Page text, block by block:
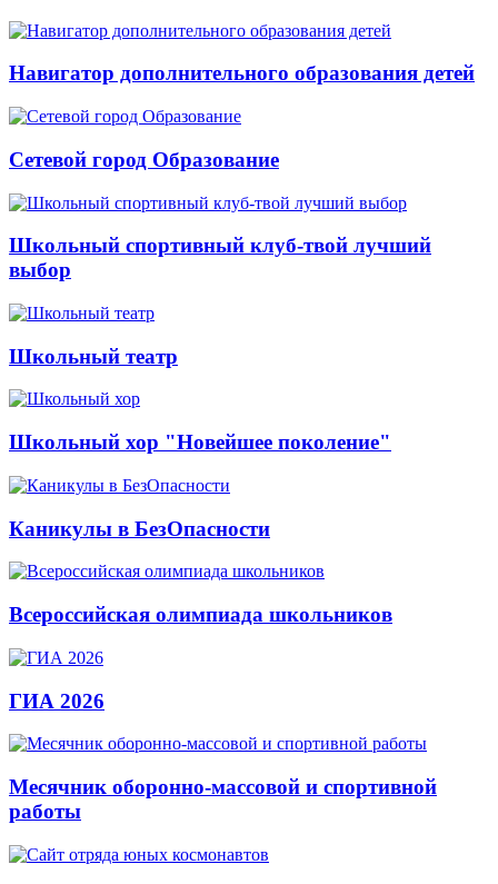
Навигатор дополнительного образования детей
Сетевой город Образование
Школьный спортивный клуб-твой лучший
выбор
Школьный театр
Школьный хор "Новейшее поколение"
Каникулы в БезОпасности
Всероссийская олимпиада школьников
ГИА 2026
Месячник оборонно-массовой и спортивной
работы